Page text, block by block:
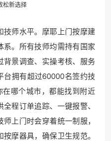
松新选择
技师水平。摩耶上门按摩建
系。所有技师均需持有国家
背景调查、实操考核、服务
台拥有超过60000名签约技
哪个城市，都能找到附近
程订单追踪、一键报警、
上门时会穿着统一制服，
摩器具，确保卫生规范。